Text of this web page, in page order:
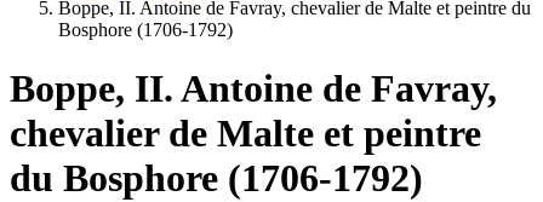
Boppe, II. Antoine de Favray, chevalier de Malte et peintre du
Bosphore (1706-1792)
Boppe, II. Antoine de Favray,
chevalier de Malte et peintre
du Bosphore (1706-1792)